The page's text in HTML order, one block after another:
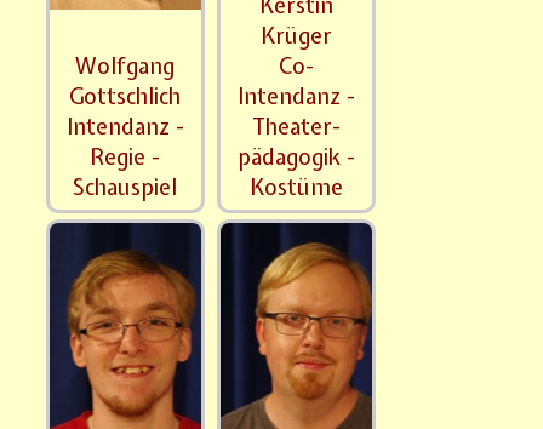
Wolfgang
Gottschlich
Intendanz -
Regie -
Schauspiel
Krüger
Co-
Intendanz -
Theater-
pädagogik -
Kostüme